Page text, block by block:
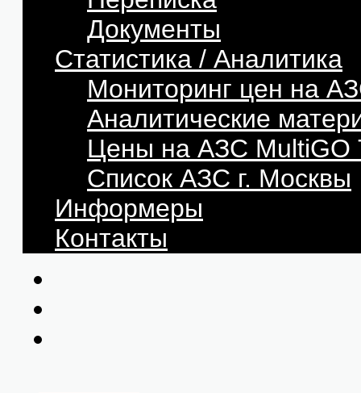
Документы
Статистика / Аналитика
Мониторинг цен на
Аналитические
Цены на АЗС
Список АЗС г. Москвы
Информеры
Контакты